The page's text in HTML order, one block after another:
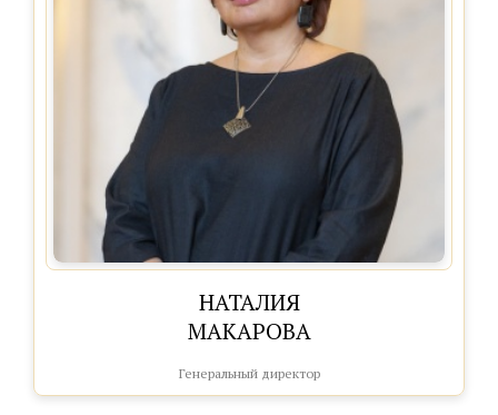
НАТАЛИЯ
МАКАРОВА
Генеральный директор